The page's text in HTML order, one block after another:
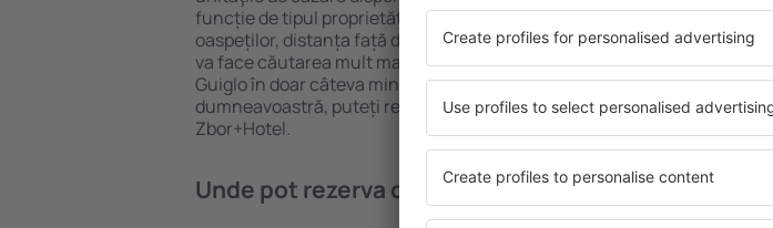
funcție de tipul proprietăţii, numărul de stele, evaluările
oaspeților, distanța față de centru și opțiunea de anulare gratuită
va face căutarea mult mai ușoară. Astfel veți putea găsi cazare în
Guiglo în doar câteva minute. În funcție de nevoile
dumneavoastră, puteți rezerva doar cazare sau un pachet
Zbor+Hotel.
Unde pot rezerva cazare în Guiglo?